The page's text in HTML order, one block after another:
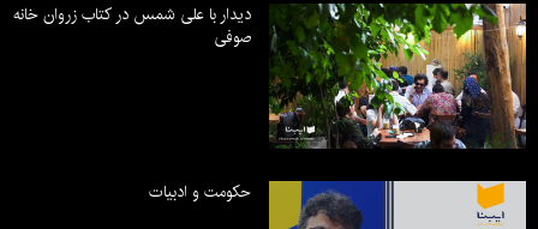
دیدار با علی شمس در کتاب زروان خانه
صوفی
حکومت و ادبیات